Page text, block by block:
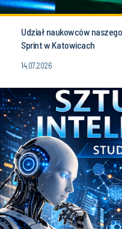
Udział naukowców
Sprint w Katowicach
14.07.2026